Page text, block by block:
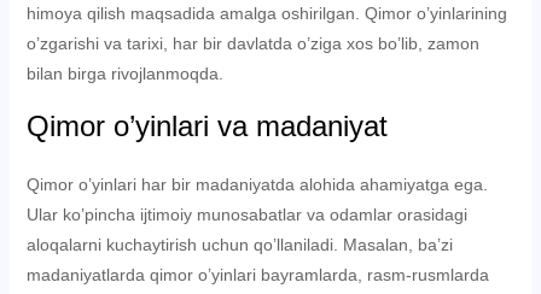
himoya qilish maqsadida amalga oshirilgan. Qimor o’yinlarining
o’zgarishi va tarixi, har bir davlatda o’ziga xos bo’lib, zamon
bilan birga rivojlanmoqda.
Qimor o’yinlari va madaniyat
Qimor o’yinlari har bir madaniyatda alohida ahamiyatga ega.
Ular ko’pincha ijtimoiy munosabatlar va odamlar orasidagi
aloqalarni kuchaytirish uchun qo’llaniladi. Masalan, ba’zi
madaniyatlarda qimor o’yinlari bayramlarda, rasm-rusmlarda